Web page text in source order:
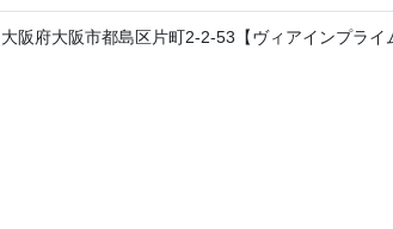
大阪府大阪市都島区片町2-2-53【ヴィアインプライ